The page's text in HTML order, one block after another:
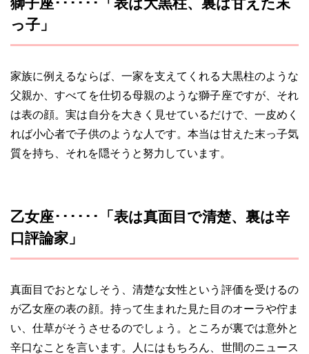
っ子」
家族に例えるならば、一家を支えてくれる大黒柱のような
父親か、すべてを仕切る母親のような獅子座ですが、それ
は表の顔。実は自分を大きく見せているだけで、一皮めく
れば小心者で子供のような人です。本当は甘えた末っ子気
質を持ち、それを隠そうと努力しています。
乙女座･･････「表は真面目で清楚、裏は辛
口評論家」
真面目でおとなしそう、清楚な女性という評価を受けるの
が乙女座の表の顔。持って生まれた見た目のオーラや佇ま
い、仕草がそうさせるのでしょう。ところが裏では意外と
辛口なことを言います。人にはもちろん、世間のニュース